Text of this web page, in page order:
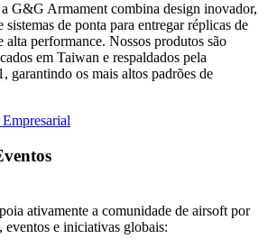
G&G Armament combina design inovador,
sistemas de ponta para entregar réplicas de
alta performance. Nossos produtos são
em Taiwan e respaldados pela
garantindo os mais altos padrões de
ativamente a comunidade de airsoft por
eventos e iniciativas globais: